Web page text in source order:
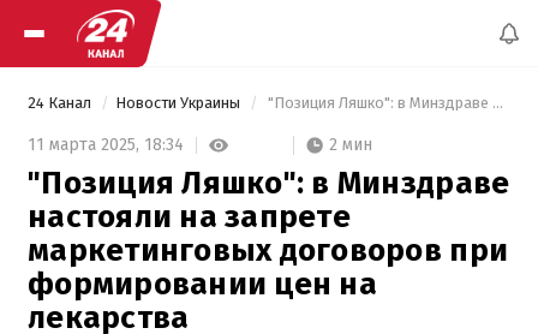
24 Канал Новости Украины "Позиция Ляшко": в Минздраве настояли на запрете маркетинговых договоров при формировании цен на лекарства
11 марта 2025, 18:34 2 мин
"Позиция Ляшко": в Минздраве
настояли на запрете
маркетинговых договоров при
формировании цен на
лекарства